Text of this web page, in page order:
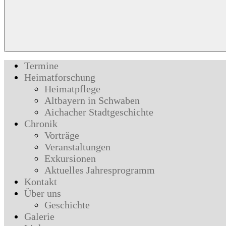
Termine
Heimatforschung
Heimatpflege
Altbayern in Schwaben
Aichacher Stadtgeschichte
Chronik
Vorträge
Veranstaltungen
Exkursionen
Aktuelles Jahresprogramm
Kontakt
Über uns
Geschichte
Galerie